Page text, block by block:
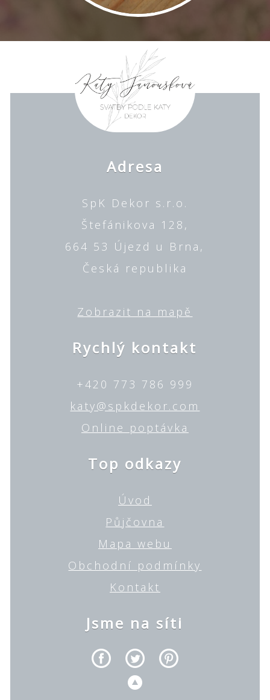
Adresa
SpK Dekor s.r.o.
Štefánikova 128,
664 53 Újezd u Brna,
Česká republika
Zobrazit na mapě
Rychlý kontakt
+420 773 786 999
katy@spkdekor.com
Online poptávka
Top odkazy
Úvod
Půjčovna
Mapa webu
Obchodní podmínky
Kontakt
Jsme na síti